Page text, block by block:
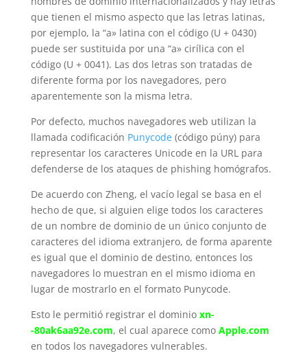
que tienen el mismo aspecto que las letras latinas,
por ejemplo, la “a» latina con el código (U + 0430)
puede ser sustituida por una “a» cirílica con el
código (U + 0041). Las dos letras son tratadas de
diferente forma por los navegadores, pero
aparentemente son la misma letra.
Por defecto, muchos navegadores web utilizan la
llamada codificación Punycode(código púny) para
representar los caracteres Unicode en la URL para
defenderse de los ataques de phishing homógrafos.
De acuerdo con Zheng, el vacío legal se basa en el
hecho de que, si alguien elige todos los caracteres
de un nombre de dominio de un único conjunto de
caracteres del idioma extranjero, de forma aparente
es igual que el dominio de destino, entonces los
navegadores lo muestran en el mismo idioma en
lugar de mostrarlo en el formato Punycode.
Esto le permitió registrar el dominio xn-
-80ak6aa92e.com, el cual aparece como Apple.com
en todos los navegadores vulnerables.